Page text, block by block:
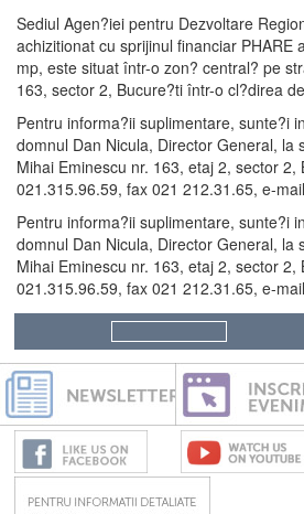
Sediul Agen?iei pentru Dezvoltare
achizitionat cu sprijinul financiar PHARE
mp, este situat într-o zon? central? pe
163, sector 2, Bucure?ti într-o cl?direa
Pentru informa?ii suplimentare, sunte?i
domnul Dan Nicula, Director General, la
Mihai Eminescu nr. 163, etaj 2, sector 2,
021.315.96.59, fax 021 212.31.65, e-
Pentru informa?ii suplimentare, sunte?i
domnul Dan Nicula, Director General, la
Mihai Eminescu nr. 163, etaj 2, sector 2,
021.315.96.59, fax 021 212.31.65, e-